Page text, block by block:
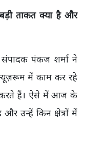
ताकत क्या है और
संपादक पंकज शर्मा ने
में काम कर रहे
करते हैं। ऐसे में आज के
उन्हें किन क्षेत्रों में